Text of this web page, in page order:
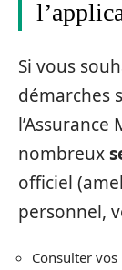
Si vous
démarches
nombreux
officiel
personnel,
Consulter